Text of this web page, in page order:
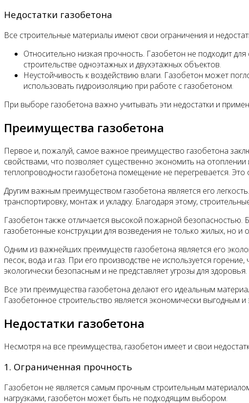
Недостатки газобетона
Все строительные материалы имеют свои ограничения и
Относительно низкая прочность. Газобетон не подходит
строительстве одноэтажных и двухэтажных объектов.
Неустойчивость к воздействию влаги. Газобетон может
использовать гидроизоляцию при работе с газобетоном.
При выборе газобетона важно учитывать эти недостатки и
Преимущества газобетона
Первое и, пожалуй, самое важное преимущество газобетона
свойствами, что позволяет существенно экономить на
теплопроводности газобетона помещение не перегревается.
Другим важным преимуществом газобетона является его
транспортировку, монтаж и укладку. Благодаря этому,
Газобетон также отличается высокой пожарной безопасностью.
газобетонные конструкции для возведения не только жилых, но
Одним из важнейших преимуществ газобетона является его
песок, вода и газ. При его производстве не используется
экологически безопасным и не представляет угрозы для здоровья.
Все эти преимущества газобетона делают его идеальным
Газобетонное строительство является экономически выгодным
Недостатки газобетона
Несмотря на все преимущества, газобетон имеет и свои
1. Ограниченная прочность
Газобетон не является самым прочным строительным
нагрузками, газобетон может быть не подходящим выбором.